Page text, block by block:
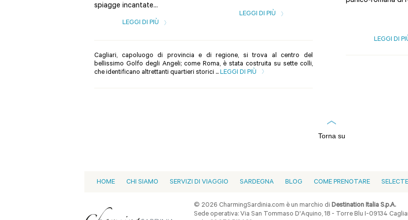
spiagge incantate...
LEGGI DI PIÙ
LEGGI DI PIÙ
Cagliari, capoluogo di provincia e di regione, si trova al centro del
bellissimo Golfo degli Angeli; come Roma, è stata costruita su sette colli,
che identificano altrettanti quartieri storici ... LEGGI DI PIÙ
LEGGI DI
Torna su
HOME CHI SIAMO SERVIZI DI VIAGGIO SARDEGNA BLOG COME PRENOTARE
© 2026 CharmingSardinia.com è un marchio diDestination Italia S.p.A.
Sede operativa: Via San Tommaso D'Aquino, 18 - Torre Blu I-09134